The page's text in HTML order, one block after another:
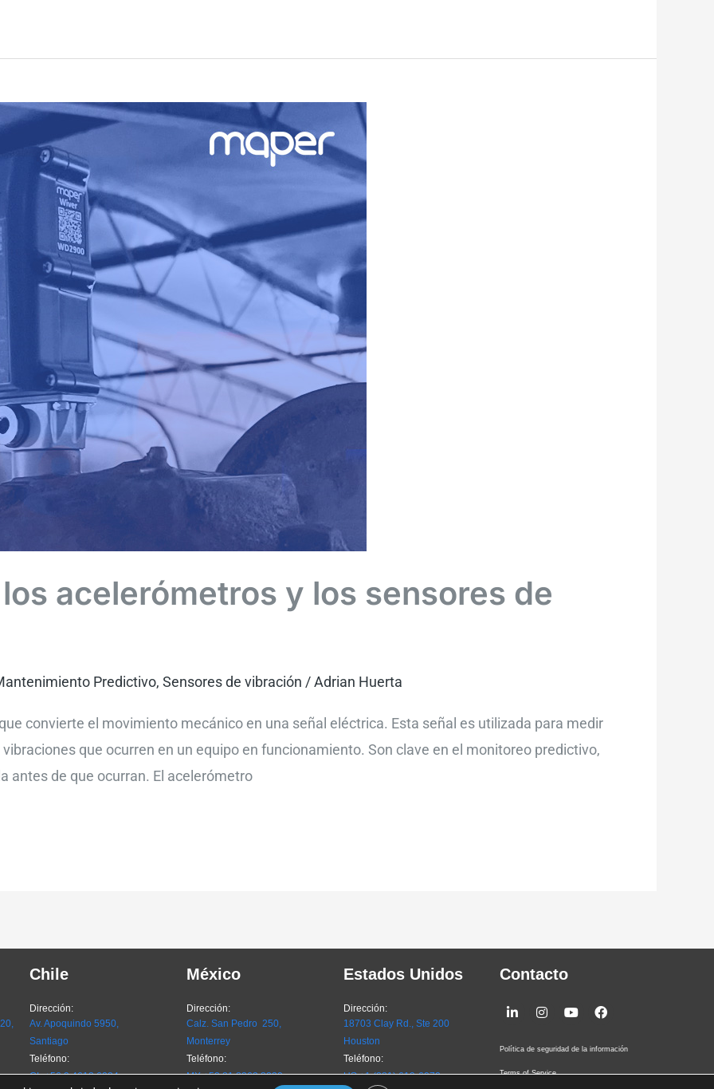
acelerómetros y los sensores de
Predictivo, Sensores de vibración /Adrian Huerta
convierte el movimiento mecánico en una señal eléctrica. Esta señal es utilizada para medir
que ocurren en un equipo en funcionamiento. Son clave en el monitoreo predictivo,
antes de que ocurran. El acelerómetro
Chile
Dirección:
Av. Apoquindo 5950,
Santiago
Teléfono:
CL+56 9 4612 6024
México
Dirección:
Calz. San Pedro 250,
Monterrey
Teléfono:
MX+52 81 8262 8230
Estados Unidos
Dirección:
18703 Clay Rd., Ste 200
Houston
Teléfono:
US +1 (281) 619-6070
Contacto
Linkedin-
in
Instagram
YoutubeFacebook
Política de seguridad de la información
Terms of Service